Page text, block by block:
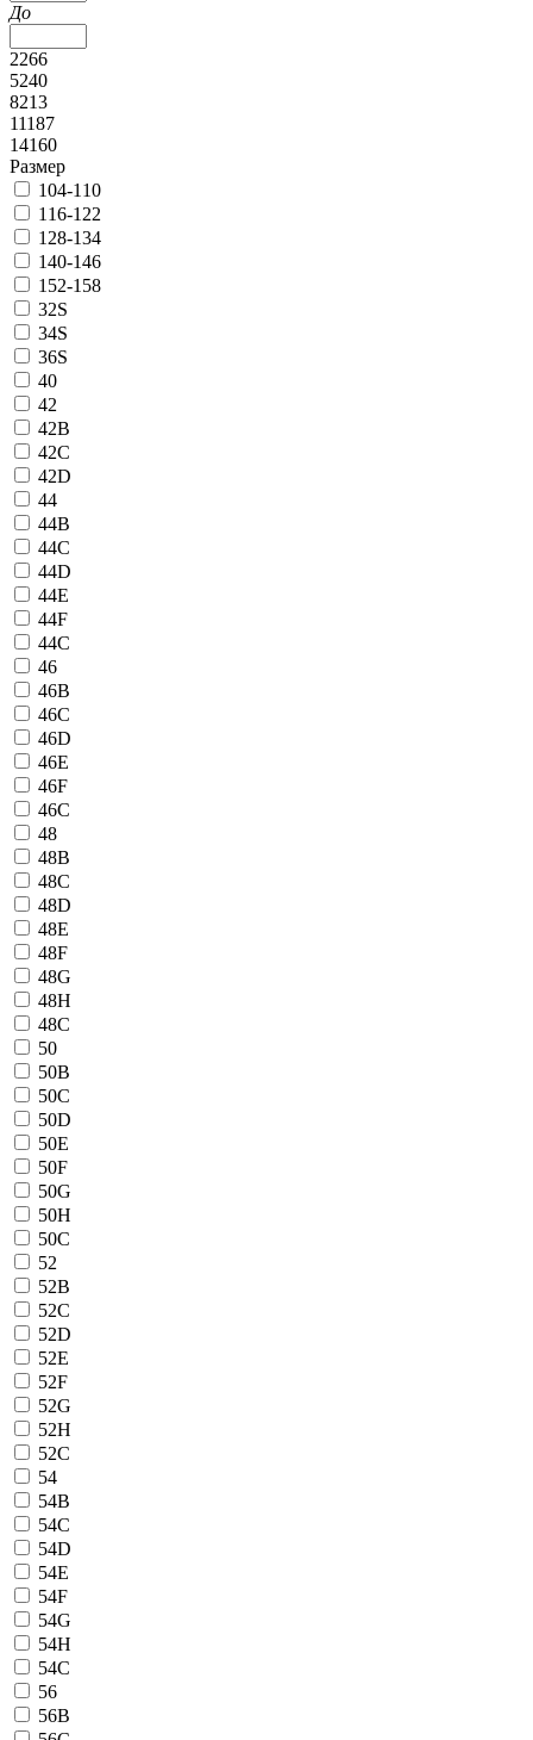
До
2266
5240
8213
11187
14160
Размер
104-110
116-122
128-134
140-146
152-158
32S
34S
36S
40
42
42B
42C
42D
44
44B
44C
44D
44E
44F
44С
46
46B
46C
46D
46E
46F
46С
48
48B
48C
48D
48E
48F
48G
48H
48С
50
50B
50C
50D
50E
50F
50G
50H
50С
52
52B
52C
52D
52E
52F
52G
52H
52С
54
54B
54C
54D
54E
54F
54G
54H
54С
56
56B